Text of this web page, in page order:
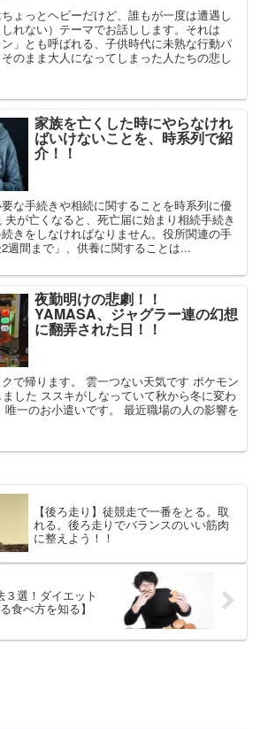
ょっとヘビーだけど、誰もが一度は遭遇し
れない）テーマでお話しします。それは
ン」とも呼ばれる、子供時代に未熟な行動パ
のまま大人になってしまった人たちの悲し
家族を亡くした時にやらなけれ
ばいけないことを、時系列で紹
介！！
な手続きや相続に関することを時系列に優
が亡くなると、死亡届に始まり相続手続き
きをしなければなりません。役所関連の手
週間まで」、供養に関することは...
夜勤明けの悲劇！！
YAMASA、ジャグラー連の幻想
に翻弄された日！！
で帰ります。 雲一つない天気です ポケモン
した ススキがしなっていて秋から冬に変わ
唯一のお小遣いです。 最近職場の人の影響を
【後ろ走り】徒競走で一番をとる。取
れる。後ろ走りでバランスのいい筋肉
に整えよう！！
選！ダイエット
食べ方を知る】